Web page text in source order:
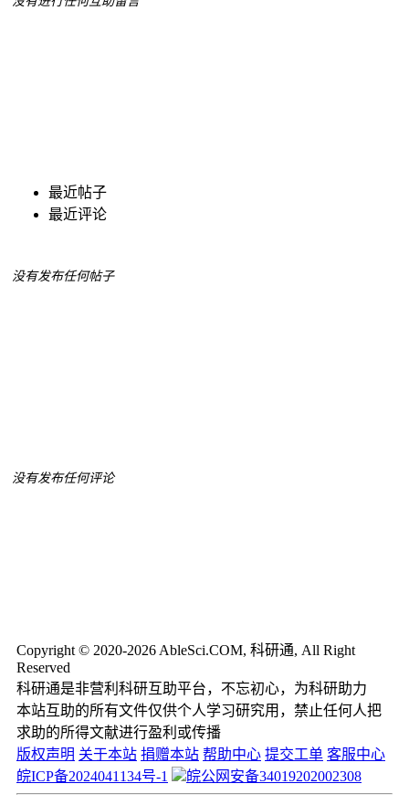
最近帖子
最近评论
没有发布任何帖子
没有发布任何评论
Copyright © 2020-2026 AbleSci.COM, 科研通, All Right
Reserved
科研通是非营利科研互助平台，不忘初心，为科研助力
本站互助的所有文件仅供个人学习研究用，禁止任何人把
求助的所得文献进行盈利或传播
版权声明 关于本站 捐赠本站 帮助中心 提交工单 客服中心
皖ICP备2024041134号-1
皖公网安备34019202002308